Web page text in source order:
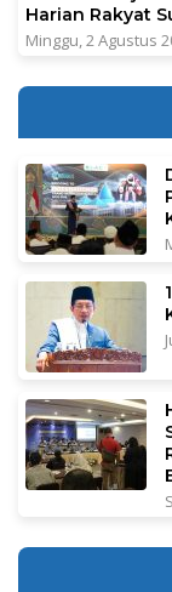
Harian Rakyat
Minggu, 2 Agustus